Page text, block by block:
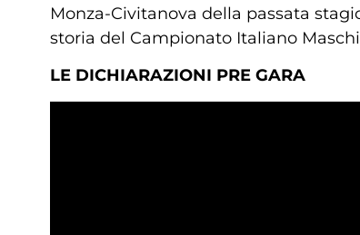
Monza-Civitanova della passata
storia del Campionato Italiano
LE DICHIARAZIONI PRE GARA